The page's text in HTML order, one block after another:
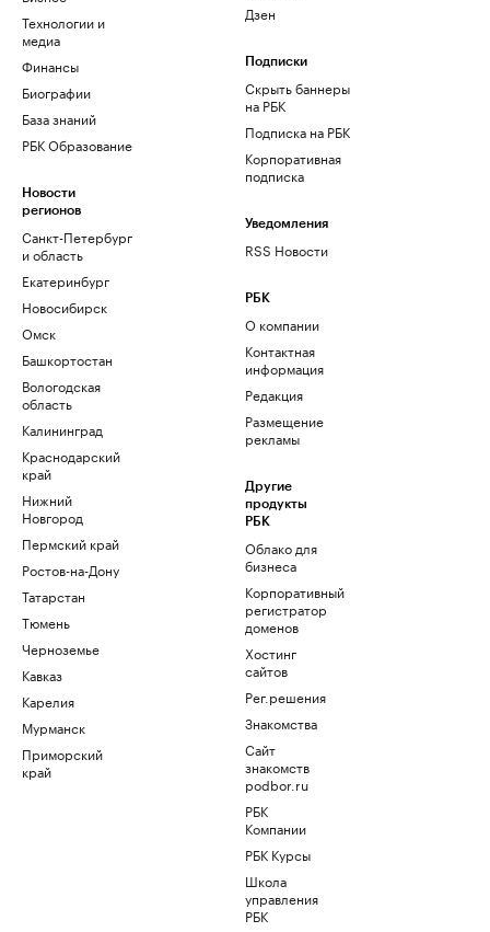
Технологии и
медиа
Финансы
Биографии
База знаний
РБК Образование
Новости
регионов
Санкт-Петербург
и область
Екатеринбург
Новосибирск
Омск
Башкортостан
Вологодская
область
Калининград
Краснодарский
край
Нижний
Новгород
Пермский край
Ростов-на-Дону
Татарстан
Тюмень
Черноземье
Кавказ
Карелия
Мурманск
Приморский
край
Дзен
Подписки
Скрыть баннеры
на РБК
Подписка на РБК
Корпоративная
подписка
Уведомления
RSS Новости
РБК
О компании
Контактная
информация
Редакция
Размещение
рекламы
Другие
продукты
РБК
Облако для
бизнеса
Корпоративный
регистратор
доменов
Хостинг
сайтов
Рег.решения
Знакомства
Сайт
знакомств
podbor.ru
РБК
Компании
РБК Курсы
Школа
управления
РБК